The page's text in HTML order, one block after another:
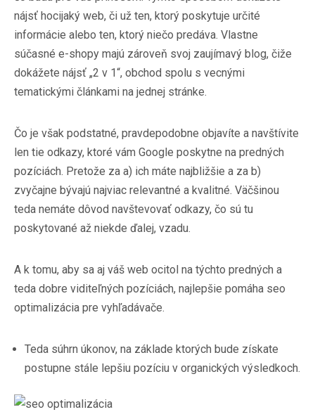
nájsť hocijaký web, či už ten, ktorý poskytuje určité
informácie alebo ten, ktorý niečo predáva. Vlastne
súčasné e-shopy majú zároveň svoj zaujímavý blog, čiže
dokážete nájsť „2 v 1“, obchod spolu s vecnými
tematickými článkami na jednej stránke.
Čo je však podstatné, pravdepodobne objavíte a navštívite
len tie odkazy, ktoré vám Google poskytne na predných
pozíciách. Pretože za a) ich máte najbližšie a za b)
zvyčajne bývajú najviac relevantné a kvalitné. Väčšinou
teda nemáte dôvod navštevovať odkazy, čo sú tu
poskytované až niekde ďalej, vzadu.
A k tomu, aby sa aj váš web ocitol na týchto predných a
teda dobre viditeľných pozíciách, najlepšie pomáha seo
optimalizácia pre vyhľadávače.
Teda súhrn úkonov, na základe ktorých bude získate
postupne stále lepšiu pozíciu v organických výsledkoch.